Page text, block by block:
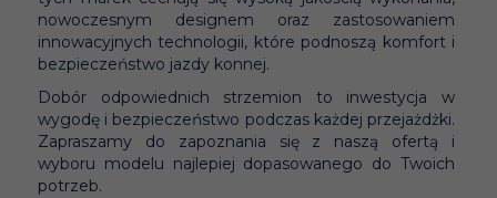
nowoczesnym designem oraz zastosowaniem
innowacyjnych technologii, które podnoszą komfort i
bezpieczeństwo jazdy konnej.
Dobór odpowiednich strzemion to inwestycja w
wygodę i bezpieczeństwo podczas każdej przejażdżki.
Zapraszamy do zapoznania się z naszą ofertą i
wyboru modelu najlepiej dopasowanego do Twoich
potrzeb.